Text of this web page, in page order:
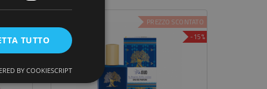
-20% -15%
PREZZO SCONTATO
TUTTO
BY COOKIESCRIPT